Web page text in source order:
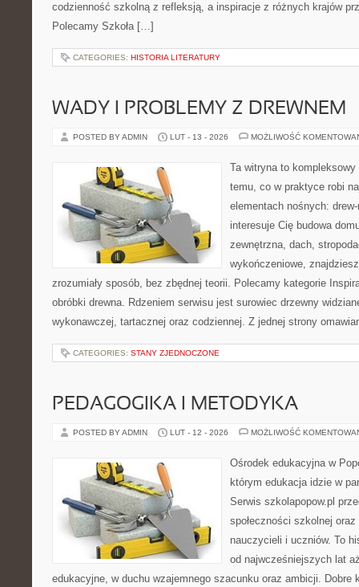
codzienność szkolną z refleksją, a inspiracje z różnych krajów
Polecamy Szkoła […]
CATEGORIES: HISTORIA LITERATURY
WADY I PROBLEMY Z DREWNEM
POSTED BY ADMIN LUT - 13 - 2026 MOŻLIWOŚĆ
Ta witryna to
temu, co w praktyce robi
elementach nośnych:
interesuje Cię budowa
zewnętrzna, dach,
wykończeniowe,
zrozumiały sposób, bez zbędnej teorii. Polecamy kategorie
obróbki drewna. Rdzeniem serwisu jest surowiec drzewny
wykonawczej, tartacznej oraz codziennej. Z jednej strony
CATEGORIES: STANY ZJEDNOCZONE
PEDAGOGIKA I METODYKA
POSTED BY ADMIN LUT - 12 - 2026 MOŻLIWOŚĆ
Ośrodek edukacyjna w
którym edukacja idzie w
Serwis szkolapopow.pl
społeczności szkolnej
nauczycieli i uczniów. To
od najwcześniejszych lat
edukacyjne, w duchu wzajemnego szacunku oraz ambicji. Dobre